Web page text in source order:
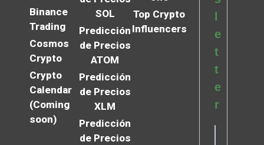
Binance
Trading
Cosmos
Crypto
Crypto
Calendar
(Coming
soon)
SOL
Predicción
de Precios
ATOM
Predicción
de Precios
XLM
Predicción
de Precios
Top Crypto
Influencers
e
t
t
e
r